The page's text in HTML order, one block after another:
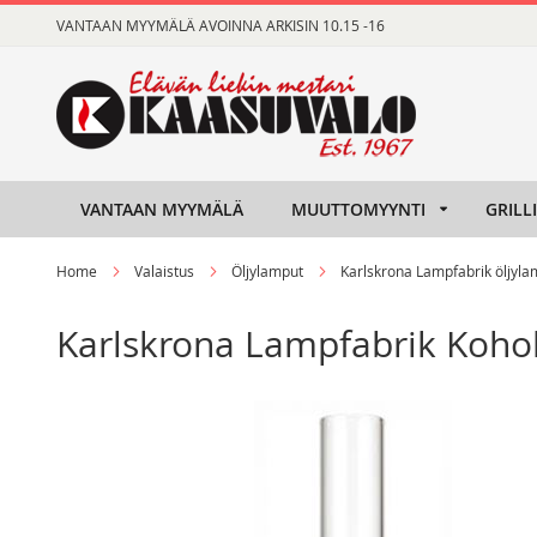
to
VANTAAN MYYMÄLÄ AVOINNA ARKISIN 10.15 -16
VANTAAN MYYMÄLÄ MUUTTOMYYNTI
Home Valaistus Öljylamput Karlskrona Lampfabrik
Karlskrona Lampfabrik